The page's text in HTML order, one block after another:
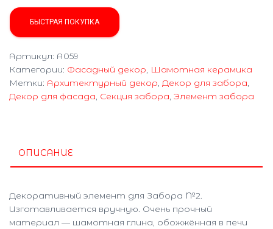
БЫСТРАЯ ПОКУПКА
Артикул: А059
Категории: Фасадный декор, Шамотная керамика
Метки: Архитектурный декор, Декор для забора,
Декор для фасада, Секция забора, Элемент забора
ОПИСАНИЕ
Декоративный элемент для Забора №2.
Изготавливается вручную. Очень прочный
материал — шамотная глина, обожжённая в печи